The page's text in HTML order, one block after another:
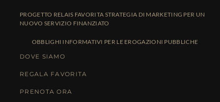
PROGETTO RELAIS FAVORITA STRATEGIA DI MARKETING PER UN
NUOVO SERVIZIO FINANZIATO
OBBLIGHI INFORMATIVI PER LE EROGAZIONI PUBBLICHE
DOVE SIAMO
REGALA FAVORITA
PRENOTA ORA